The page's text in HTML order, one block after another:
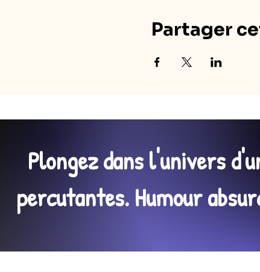
Partager
Plongez dans l'univers
percutantes. Humour